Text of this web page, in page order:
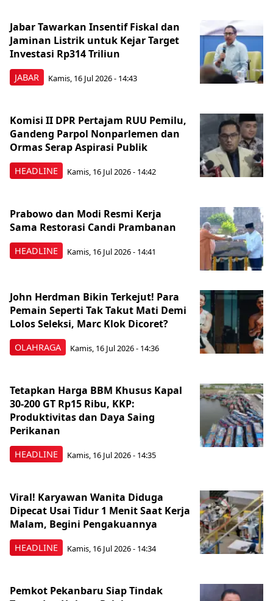
JABAR
Jabar Tawarkan Insentif Fiskal dan
Jaminan Listrik untuk Kejar Target
Investasi Rp314 Triliun
Kamis, 16 Jul 2026 - 14:43
HEADLINE
Komisi II DPR Pertajam RUU Pemilu,
Gandeng Parpol Nonparlemen dan
Ormas Serap Aspirasi Publik
Kamis, 16 Jul 2026 - 14:42
HEADLINE
Prabowo dan Modi Resmi Kerja
Sama Restorasi Candi Prambanan
Kamis, 16 Jul 2026 - 14:41
OLAHRAGA
John Herdman Bikin Terkejut! Para
Pemain Seperti Tak Takut Mati Demi
Lolos Seleksi, Marc Klok Dicoret?
Kamis, 16 Jul 2026 - 14:36
HEADLINE
Tetapkan Harga BBM Khusus Kapal
30-200 GT Rp15 Ribu, KKP:
Produktivitas dan Daya Saing
Perikanan
Kamis, 16 Jul 2026 - 14:35
HEADLINE
Viral! Karyawan Wanita Diduga
Dipecat Usai Tidur 1 Menit Saat Kerja
Malam, Begini Pengakuannya
Kamis, 16 Jul 2026 - 14:34
Pemkot Pekanbaru Siap Tindak